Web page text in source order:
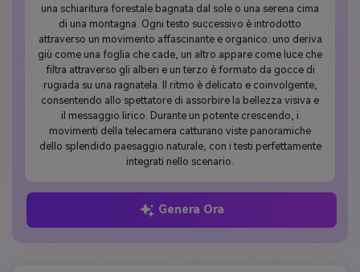
una schiaritura forestale bagnata dal sole o una serena cima
di una montagna. Ogni testo successivo è introdotto
attraverso un movimento affascinante e organico: uno deriva
giù come una foglia che cade, un altro appare come luce che
filtra attraverso gli alberi e un terzo è formato da gocce di
rugiada su una ragnatela. Il ritmo è delicato e coinvolgente,
consentendo allo spettatore di assorbire la bellezza visiva e
il messaggio lirico. Durante un potente crescendo, i
movimenti della telecamera catturano viste panoramiche
dello splendido paesaggio naturale, con i testi perfettamente
integrati nello scenario.
Genera Ora